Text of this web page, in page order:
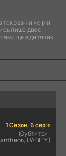
званій «сірій
лише двоє
ще з дитячих
1 Сезон, 6 серія
(Субтитри |
UABLTY)